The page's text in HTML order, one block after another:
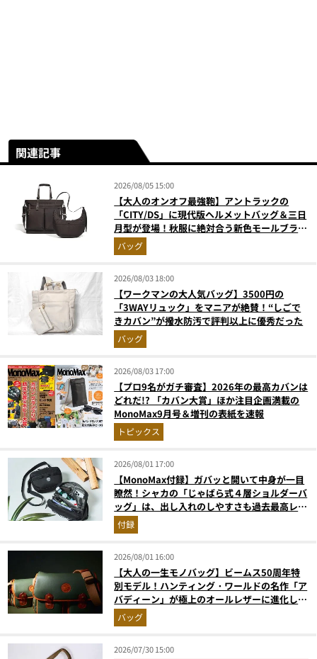
関連記事
2026/08/05 15:00
【大人のオンオフ最強鞄】アントラックの
「CITY/DS」に現代版ヘルメットバッグ＆三日
月型が登場！秋服に絶対合う新色モールブラウ
ンが傑作
バッグ
2026/08/03 18:00
【ワークマンの大人気バッグ】3500円の
「3WAYリュック」をマニアが絶賛！“しごで
きカバン”が撥水防汚で評判以上に優秀だった
バッグ
2026/08/03 17:00
【プロ9名がガチ審査】2026年の最高カバンは
どれだ!? 「カバン大賞」ほか注目企画満載の
MonoMax9月号＆増刊の表紙を速報
トピックス
2026/08/01 17:00
【MonoMax付録】ガバッと開いて中身が一目
瞭然！シャカの「じゃばら式４層ショルダーバ
ッグ」は、出し入れのしやすさも過去最高レベ
ルだった！
付録
2026/08/01 16:00
【大人の一生モノバッグ】ビームス50周年特
別モデル！ハンティング・ワールドの名作「ア
バディーン」が極上のオールレザーに進化して
登場
バッグ
2026/07/30 15:00